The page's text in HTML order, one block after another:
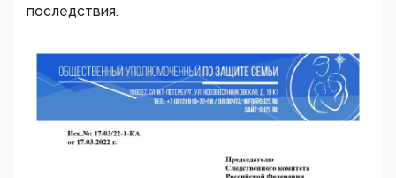
последствия.